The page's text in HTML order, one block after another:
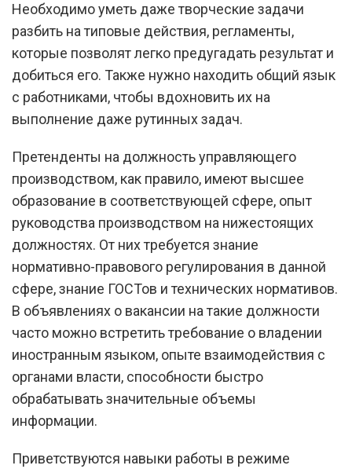
Необходимо уметь даже творческие задачи
разбить на типовые действия, регламенты,
которые позволят легко предугадать результат и
добиться его. Также нужно находить общий язык
с работниками, чтобы вдохновить их на
выполнение даже рутинных задач.
Претенденты на должность управляющего
производством, как правило, имеют высшее
образование в соответствующей сфере, опыт
руководства производством на нижестоящих
должностях. От них требуется знание
нормативно-правового регулирования в данной
сфере, знание ГОСТов и технических нормативов.
В объявлениях о вакансии на такие должности
часто можно встретить требование о владении
иностранным языком, опыте взаимодействия с
органами власти, способности быстро
обрабатывать значительные объемы
информации.
Приветствуются навыки работы в режиме